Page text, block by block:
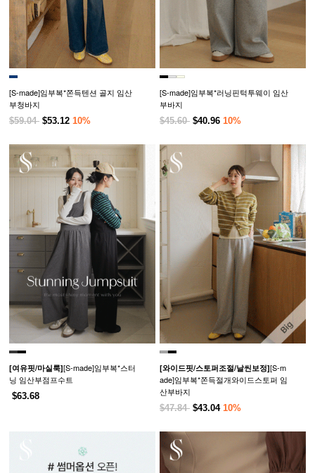
[S-made]임부복*쫀득텐션 골지 임산
부청바지
$59.04 $53.12 10%
[S-made]임부복*러닝핀턱투웨이 임산
부바지
$45.60 $40.96 10%
[여유핏/마실룩][S-made]임부복*스터
닝 임산부점프수트
$63.68
[와이드핏/스토퍼조절/날씬보정][S-m
ade]임부복*쫀득절개와이드스토퍼 임
산부바지
$47.84 $43.04 10%